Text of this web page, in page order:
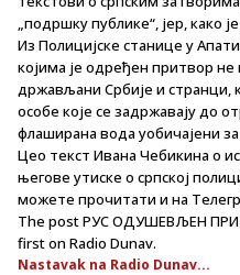
„подршку публике“, јер, како
Из Полицијске станице у
којима је одређен притвор не
држављани Србије и странци,
особе које се задржавају до
флаширана вода уобичајени
Цео текст Ивана Чебикина о
његове утиске о српској
можете прочитати и на
The post РУС ОДУШЕВЉЕН
first on Radio Dunav.
Nastavak na Radio Dunav...